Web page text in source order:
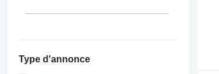
Type d'annonce